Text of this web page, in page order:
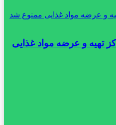
و عرضه مواد غذایی ممنوع شد
تهیه و عرضه مواد غذایی